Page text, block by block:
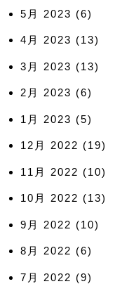
5月 2023 (6)
4月 2023 (13)
3月 2023 (13)
2月 2023 (6)
1月 2023 (5)
12月 2022 (19)
11月 2022 (10)
10月 2022 (13)
9月 2022 (10)
8月 2022 (6)
7月 2022 (9)